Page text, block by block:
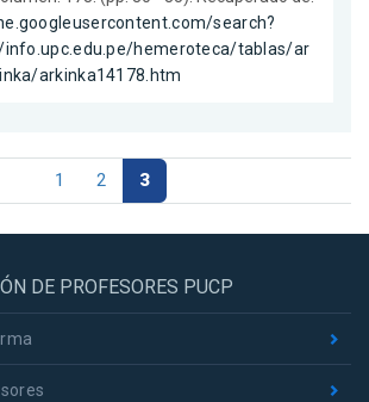
search?
info.upc.edu.pe/hemeroteca/tablas/ar
arkinka14178.htm
1 2 3
DE PROFESORES PUCP